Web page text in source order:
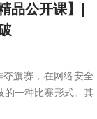
品公开课】|
旗赛，在网络安全
的一种比赛形式。其